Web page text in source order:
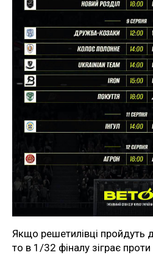
Якщо решетилівці пройдуть
то в 1/32 фіналу зіграє